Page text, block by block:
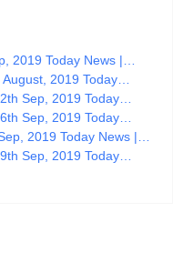
2019 Today News |…
2019 Today…
Sep, 2019 Today…
Sep, 2019 Today…
2019 Today News |…
Sep, 2019 Today…